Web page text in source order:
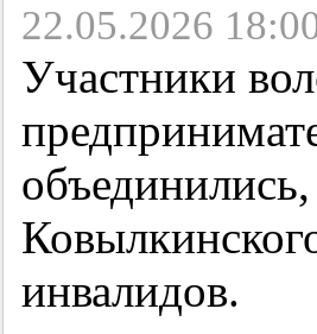
22.05.2026
Участники
инвалидов.